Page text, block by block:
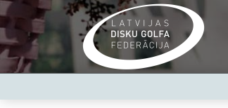
Pārlekt
galveno
saturu
menu